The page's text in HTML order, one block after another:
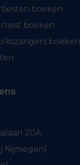
boeken
boeken
boeken
20A
Nijmegen)